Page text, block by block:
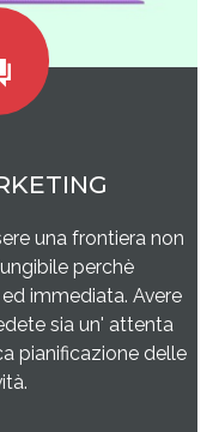
frontiera non
perchè
Avere
un' attenta
delle